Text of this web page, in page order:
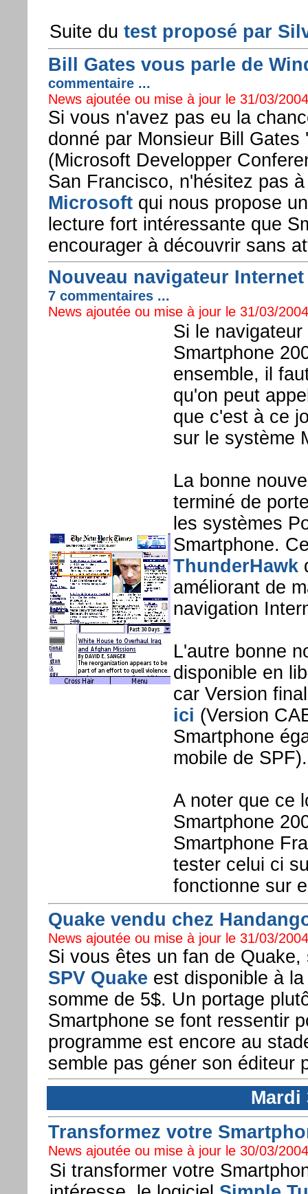
Suite du test proposé par
Bill Gates vous parle de
commentaire ...
News ajoutée ou mise à jour le 31/03/
Si vous n'avez pas eu la
donné par Monsieur Bill
(Microsoft Developper
San Francisco, n'hésitez pas
Microsoftqui nous propose
lecture fort intéressante que
encourager à découvrir sans
Nouveau navigateur
7 commentaires ...
News ajoutée ou mise à jour le 31/03/
Si le
Smartphone
ensemble, il
qu'on peut
que c'est à ce
sur le système
La bonne
terminé de
les systèmes
Smartphone.
ThunderHawk
améliorant de
navigation
L'autre bonne
disponible en
car Version
ici (Version
Smartphone
mobile de SPF).
A noter que ce
Smartphone
Smartphone
tester celui ci
fonctionne sur
Quake vendu chez
News ajoutée ou mise à jour le 31/03/
Si vous êtes un fan de
SPV Quake est disponible à
somme de 5$. Un portage
Smartphone se font ressentir
programme est encore au
semble pas géner son éditeur
Mardi
Transformez votre
News ajoutée ou mise à jour le 30/03/
Si transformer votre